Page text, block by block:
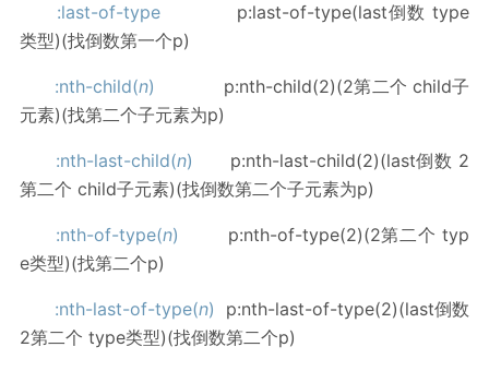
:last-of-type p:last-of-type(last倒数 type
类型)(找倒数第一个p)
:nth-child(n)
p:nth-child(2)(2第二个 child子
元素)(找第二个子元素为p)
:nth-last-child(n)
p:nth-last-child(2)(last倒数 2
第二个 child子元素)(找倒数第二个子元素为p)
:nth-of-type(n)
p:nth-of-type(2)(2第二个 typ
e类型)(找第二个p)
:nth-last-of-type(n) p:nth-last-of-type(2)(last倒数
2第二个 type类型)(找倒数第二个p)